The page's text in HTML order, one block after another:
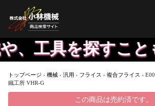
を探すことも
トップページ › 機械 › 汎用 › フライス › 複合フライス ›
鐵工所 VHR-G
この商品は売約済です。